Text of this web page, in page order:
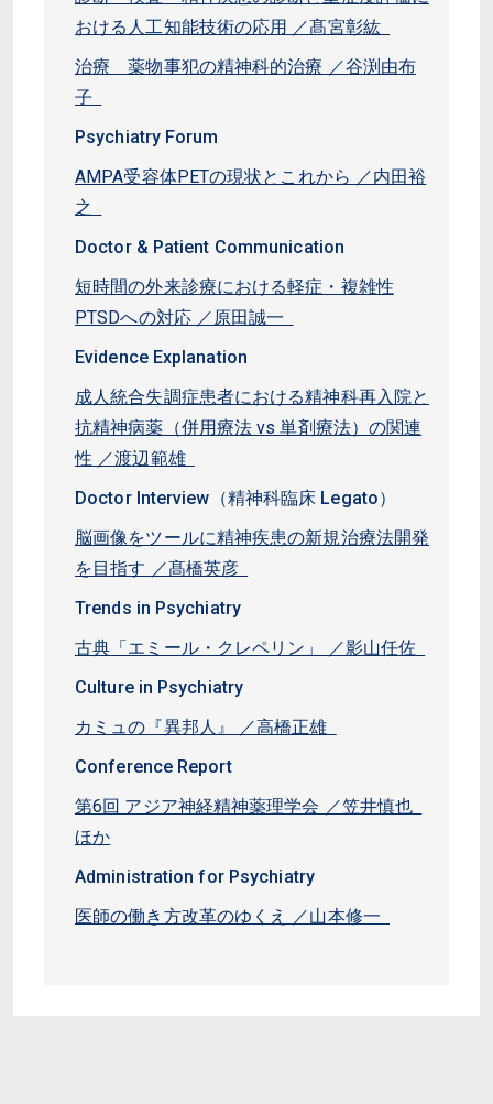
おける人工知能技術の応用 ／髙宮彰紘
治療 薬物事犯の精神科的治療 ／谷渕由布
子
Psychiatry Forum
AMPA受容体PETの現状とこれから ／内田裕
之
Doctor & Patient Communication
短時間の外来診療における軽症・複雑性
PTSDへの対応 ／原田誠一
Evidence Explanation
成人統合失調症患者における精神科再入院と
抗精神病薬（併用療法 vs 単剤療法）の関連
性 ／渡辺範雄
Doctor Interview（精神科臨床 Legato）
脳画像をツールに精神疾患の新規治療法開発
を目指す ／髙橋英彦
Trends in Psychiatry
古典「エミール・クレペリン」 ／影山任佐
Culture in Psychiatry
カミュの『異邦人』 ／高橋正雄
Conference Report
第6回 アジア神経精神薬理学会 ／笠井慎也
ほか
Administration for Psychiatry
医師の働き方改革のゆくえ ／山本修一